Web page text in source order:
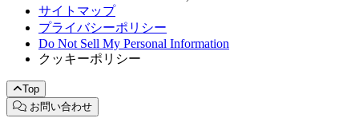
サイトマップ
プライバシーポリシー
Do Not Sell My Personal Information
クッキーポリシー
Top
お問い合わせ